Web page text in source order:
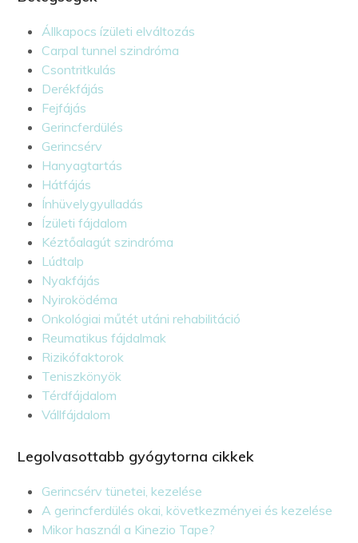
Állkapocs ízületi elváltozás
Carpal tunnel szindróma
Csontritkulás
Derékfájás
Fejfájás
Gerincferdülés
Gerincsérv
Hanyagtartás
Hátfájás
Ínhüvelygyulladás
Ízületi fájdalom
Kéztőalagút szindróma
Lúdtalp
Nyakfájás
Nyiroködéma
Onkológiai műtét utáni rehabilitáció
Reumatikus fájdalmak
Rizikófaktorok
Teniszkönyök
Térdfájdalom
Vállfájdalom
Legolvasottabb gyógytorna cikkek
Gerincsérv tünetei, kezelése
A gerincferdülés okai, következményei és kezelése
Mikor használ a Kinezio Tape?